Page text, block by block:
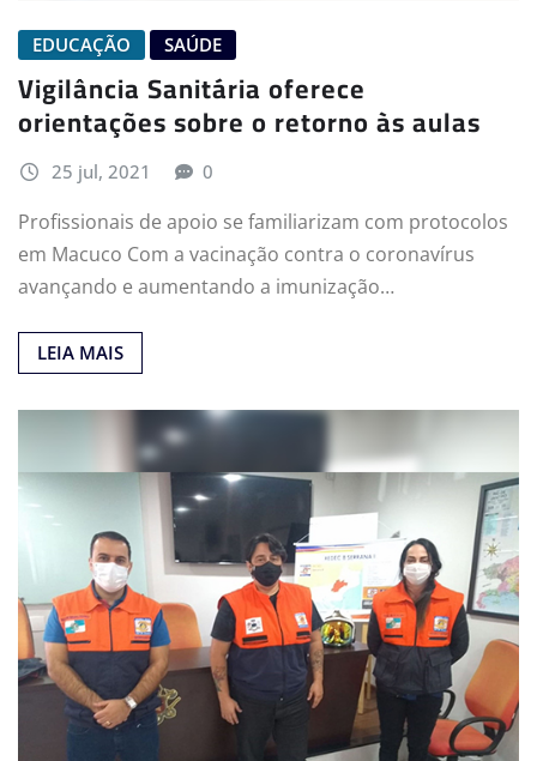
EDUCAÇÃO SAÚDE
Vigilância Sanitária oferece
orientações sobre o retorno às aulas
25 jul, 2021 0
Profissionais de apoio se familiarizam com protocolos
em Macuco Com a vacinação contra o coronavírus
avançando e aumentando a imunização…
LEIA MAIS